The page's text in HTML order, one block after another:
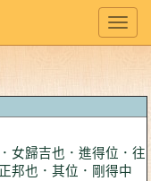
歸吉也．進得位．往
邦也．其位．剛得中